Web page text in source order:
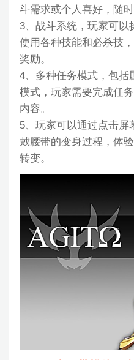
斗需求或个人喜好，随
3、战斗系统，玩家可以
使用各种技能和必杀技
奖励。
4、多种任务模式，包括
模式，玩家需要完成任
内容。
5、玩家可以通过点击
戴腰带的变身过程，体
转变。